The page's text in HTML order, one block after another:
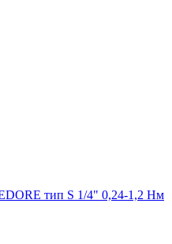
тип S 1/4" 0,24-1,2 Нм